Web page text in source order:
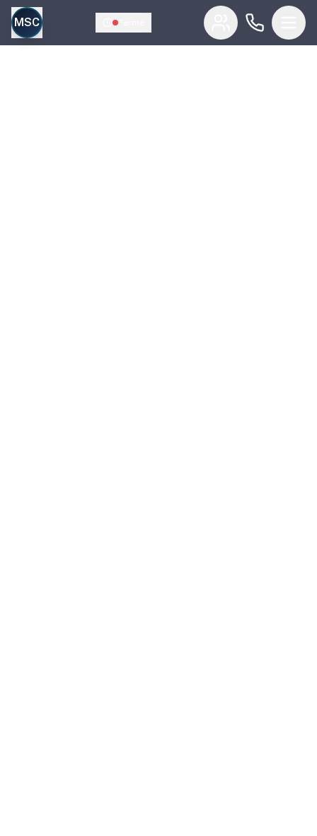
MSC Fermé